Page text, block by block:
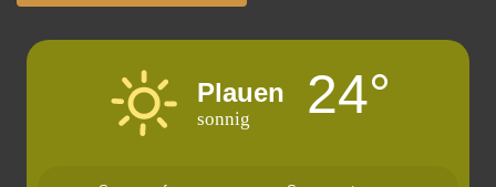
Plauen
sonnig 24°